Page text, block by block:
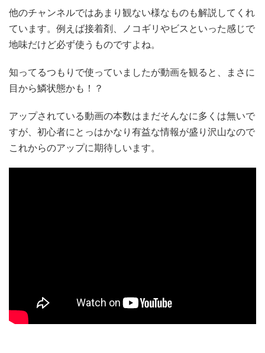
他のチャンネルではあまり観ない様なものも解説してくれ
ています。例えば接着剤、ノコギリやビスといった感じで
地味だけど必ず使うものですよね。
知ってるつもりで使っていましたが動画を観ると、まさに
目から鱗状態かも！？
アップされている動画の本数はまだそんなに多くは無いで
すが、初心者にとっはかなり有益な情報が盛り沢山なので
これからのアップに期待しいます。